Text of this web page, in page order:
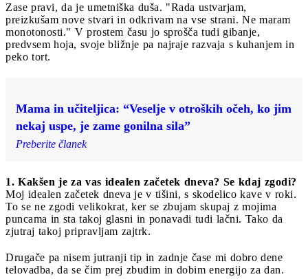
Zase pravi, da je umetniška duša. "Rada ustvarjam,
preizkušam nove stvari in odkrivam na vse strani. Ne maram
monotonosti." V prostem času jo sprošča tudi gibanje,
predvsem hoja, svoje bližnje pa najraje razvaja s kuhanjem in
peko tort.
Mama in učiteljica: “Veselje v otroških očeh, ko jim
nekaj uspe, je zame gonilna sila”
Preberite članek
1. Kakšen je za vas idealen začetek dneva? Se kdaj zgodi?
Moj idealen začetek dneva je v tišini, s skodelico kave v roki.
To se ne zgodi velikokrat, ker se zbujam skupaj z mojima
puncama in sta takoj glasni in ponavadi tudi lačni. Tako da
zjutraj takoj pripravljam zajtrk.
Drugače pa nisem jutranji tip in zadnje čase mi dobro dene
telovadba, da se čim prej zbudim in dobim energijo za dan.